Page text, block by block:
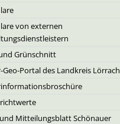
von externen
Grünschnitt
Geo-Portal des Landkreis Lörrach
Mitteilungsblatt Schönauer